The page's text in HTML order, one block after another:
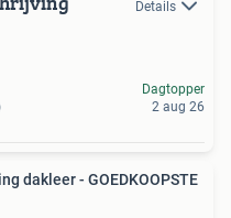
Details
Dagtopper
2 aug 26
dakleer - GOEDKOOPSTE